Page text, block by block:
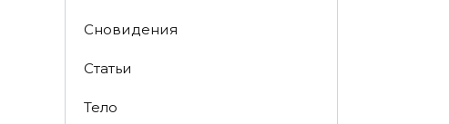
Сновидения
Статьи
Тело